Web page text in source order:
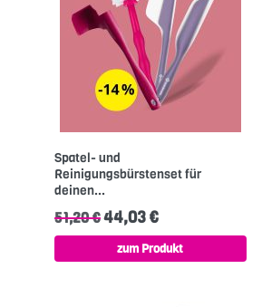
Spatel- und
Reinigungsbürstenset für
deinen...
51,20 €44,03 €
zum Produkt